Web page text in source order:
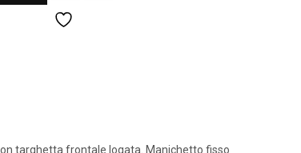
targhetta frontale logata. Manichetto fisso